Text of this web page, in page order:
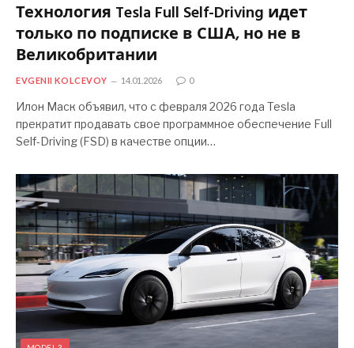
Технология Tesla Full Self-Driving идет
только по подписке в США, но не в
Великобритании
EVGENII KOLCEVOY 14.01.2026 0
Илон Маск объявил, что с февраля 2026 года Tesla
прекратит продавать свое программное обеспечение Full
Self-Driving (FSD) в качестве опции…